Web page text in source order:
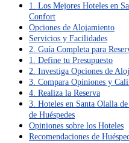
1. Los Mejores Hoteles en
Confort
Opciones de Alojamiento
Servicios y Facilidades
2. Guía Completa para
1. Define tu Presupuesto
2. Investiga Opciones de
3. Compara Opiniones y
4. Realiza la Reserva
3. Hoteles en Santa Olalla
de Huéspedes
Opiniones sobre los Hoteles
Recomendaciones de